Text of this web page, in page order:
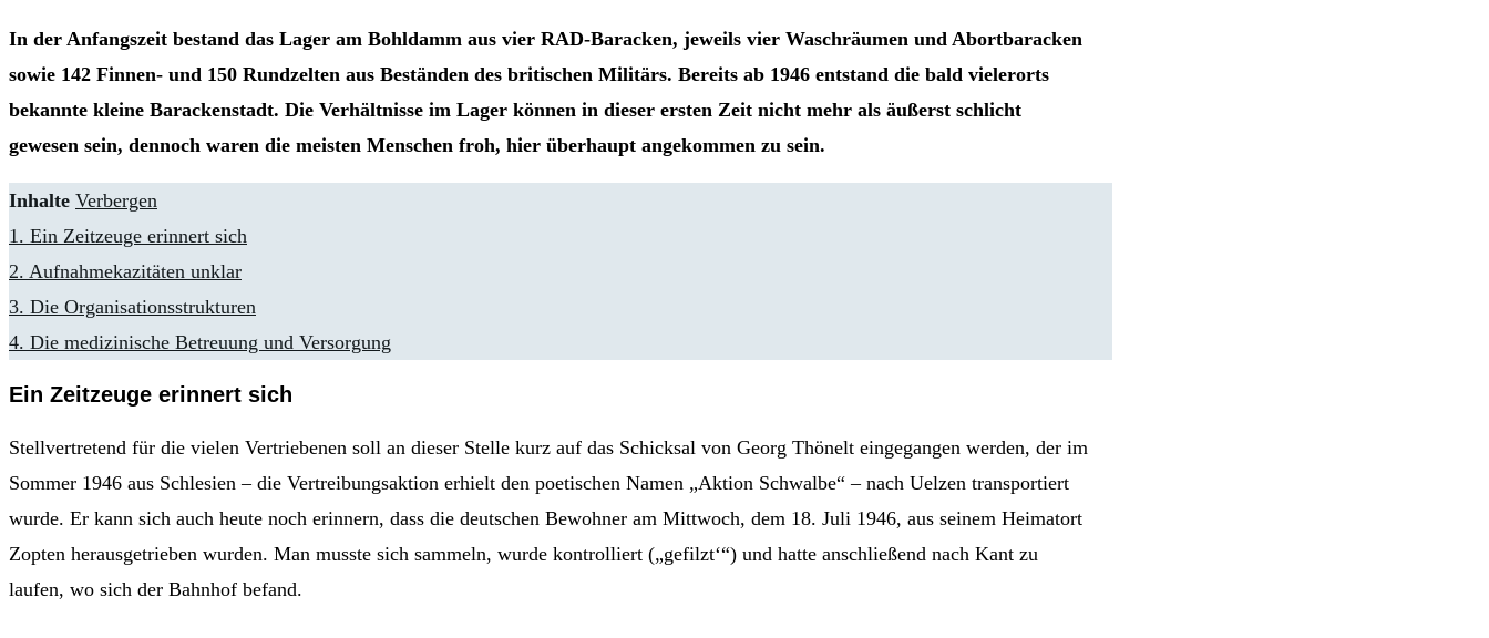
In der Anfangszeit bestand das Lager am Bohldamm aus vier RAD-Baracken, jeweils vier Waschräumen und Abortbaracken
sowie 142 Finnen- und 150 Rundzelten aus Beständen des britischen Militärs. Bereits ab 1946 entstand die bald vielerorts
bekannte kleine Barackenstadt. Die Verhältnisse im Lager können in dieser ersten Zeit nicht mehr als äußerst schlicht
gewesen sein, dennoch waren die meisten Menschen froh, hier überhaupt angekommen zu sein.
Inhalte Verbergen
1. Ein Zeitzeuge erinnert sich
2. Aufnahmekazitäten unklar
3. Die Organisationsstrukturen
4. Die medizinische Betreuung und Versorgung
Ein Zeitzeuge erinnert sich
Stellvertretend für die vielen Vertriebenen soll an dieser Stelle kurz auf das Schicksal von Georg Thönelt eingegangen werden, der im
Sommer 1946 aus Schlesien – die Vertreibungsaktion erhielt den poetischen Namen „Aktion Schwalbe“ – nach Uelzen transportiert
wurde. Er kann sich auch heute noch erinnern, dass die deutschen Bewohner am Mittwoch, dem 18. Juli 1946, aus seinem Heimatort
Zopten herausgetrieben wurden. Man musste sich sammeln, wurde kontrolliert („gefilzt‘“) und hatte anschließend nach Kant zu
laufen, wo sich der Bahnhof befand.